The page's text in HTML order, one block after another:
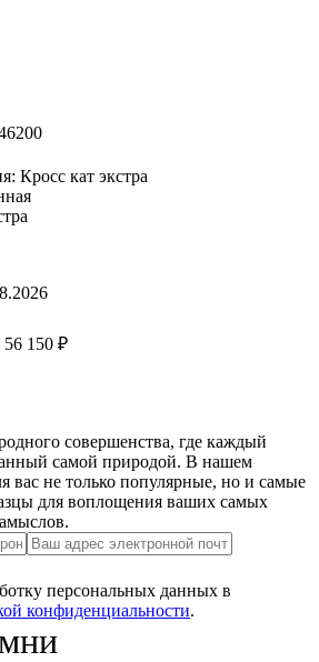
Кросс кат экстра
56 150 ₽
совершенства, где каждый
самой природой. В нашем
вас не только популярные, но и самые
для воплощения ваших самых
персональных данных в
конфиденциальности.